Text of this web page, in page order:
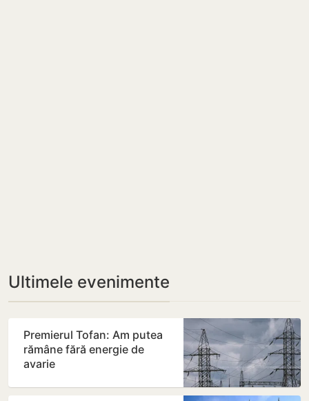
Ultimele evenimente
Premierul Tofan: Am putea
rămâne fără energie de
avarie